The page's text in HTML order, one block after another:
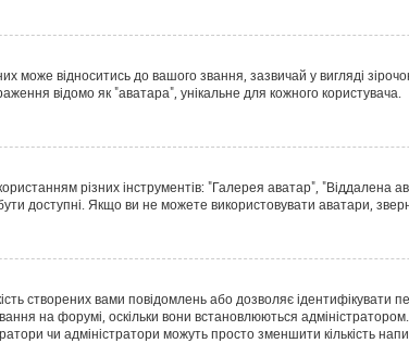
відноситись до вашого звання, зазвичай у вигляді
відомо як "аватара", унікальне для кожного користувача.
різних інструментів: "Галерея аватар", "Віддалена
доступні. Якщо ви не можете використовувати аватари,
створених вами повідомлень або дозволяє ідентифікувати
на форумі, оскільки вони встановлюються
чи адміністратори можуть просто зменшити кількість